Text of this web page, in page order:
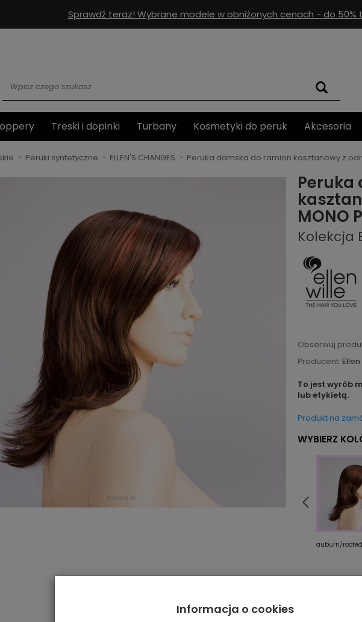
Sprawdź teraz! Wybrane modele w obniżonych cenach - do 50%
Treski i dopinki Turbany Kosmetyki do peruk Akcesoria
Peruki syntetyczne ELLEN'S CHANGES Peruka damska do ramion kasztanowy z
Peruka
MONO
Kolekcja
Obserwuj
Producent:
To jest wyrób
lub etykietą.
Produkt na
WYBIERZ
auburn/rooted
Informacja o cookies